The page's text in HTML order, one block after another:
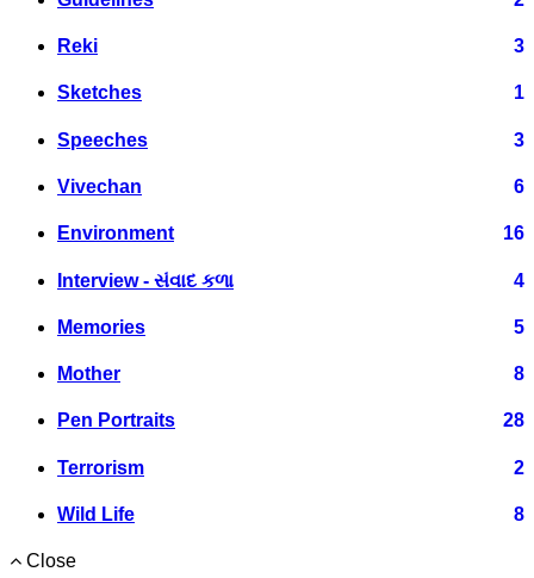
Reki 3
Sketches 1
Speeches 3
Vivechan 6
Environment 16
Interview - સંવાદ કળા 4
Memories 5
Mother 8
Pen Portraits 28
Terrorism 2
Wild Life 8
Close